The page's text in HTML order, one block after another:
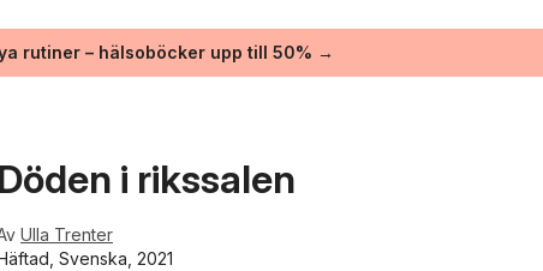
rutiner – hälsoböcker upp till 50% →
Döden i rikssalen
Ulla Trenter
Svenska, 2021